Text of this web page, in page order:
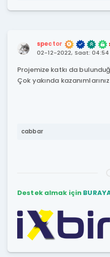
spector
02-12-2022, Saat: 04:54
Projemize katkı da
Çok yakında
cabbar
Destek almak için